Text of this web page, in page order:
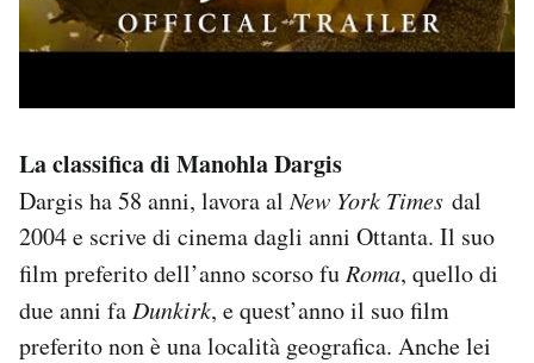
La classifica di Manohla Dargis
Dargis ha 58 anni, lavora alNew York Times dal
2004 e scrive di cinema dagli anni Ottanta. Il suo
film preferito dell’anno scorso fuRoma, quello di
due anni faDunkirk, e quest’anno il suo film
preferito non è una località geografica. Anche lei